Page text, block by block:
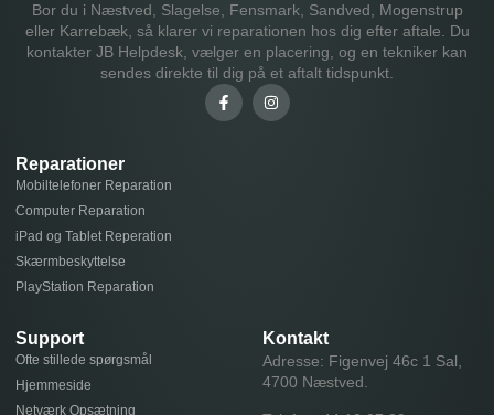
Bor du i Næstved, Slagelse, Fensmark, Sandved, Mogenstrup
eller Karrebæk, så klarer vi reparationen hos dig efter aftale. Du
kontakter JB Helpdesk, vælger en placering, og en tekniker kan
sendes direkte til dig på et aftalt tidspunkt.
Reparationer
Mobiltelefoner Reparation
Computer Reparation
iPad og Tablet Reperation
Skærmbeskyttelse
PlayStation Reparation
Support
Ofte stillede spørgsmål
Hjemmeside
Netværk Opsætning
Kontakt
Adresse: Figenvej 46c 1 Sal,
4700 Næstved.